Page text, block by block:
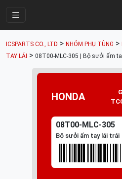
Cửa
Parts
Mã
Tài
ICSPARTS CO., LTD > NHÓM PHỤ TÙNG >
TAY LÁI > 08T00-MLC-305 | Bộ sưởi ấm
HONDA
08T00-MLC-305
Bộ sưởi ấm tay lái trái